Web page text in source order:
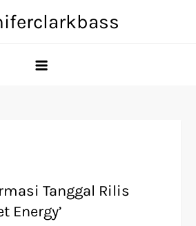
Tanggal Rilis
Energy’